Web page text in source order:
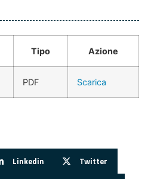
Tipo Azione
PDF Scarica
Linkedin Twitter